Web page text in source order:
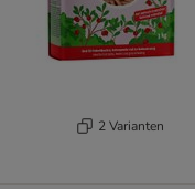
2 Varianten